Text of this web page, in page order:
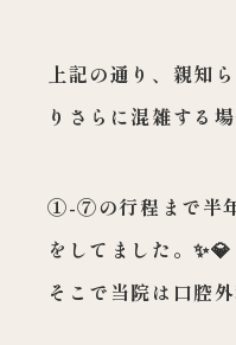
上記の通り、親知
りさらに混雑する場
①-⑦の行程まで半
をしてました。✨💎
そこで当院は口腔